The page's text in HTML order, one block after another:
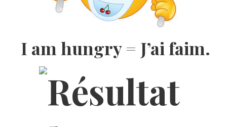
I am hungry = J’ai faim.